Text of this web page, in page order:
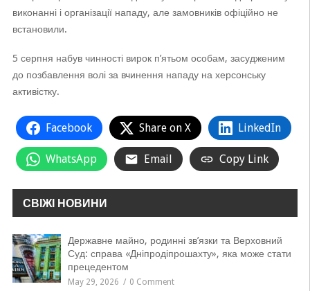
виконанні і організації нападу, але замовників офіційно не
встановили.
5 серпня набув чинності вирок п’ятьом особам, засудженим
до позбавлення волі за вчинення нападу на херсонську
активістку.
Facebook Share on X LinkedIn
WhatsApp Email Copy Link
СВІЖІ НОВИНИ
Державне майно, родинні зв’язки та Верховний
Суд: справа «Дніпродіпрошахту», яка може стати
прецедентом
May 29, 2026 0 Comment